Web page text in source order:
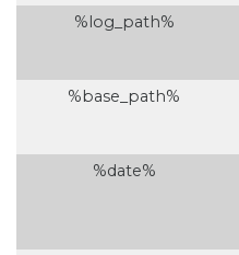
%log_path%
%base_path%
%date%